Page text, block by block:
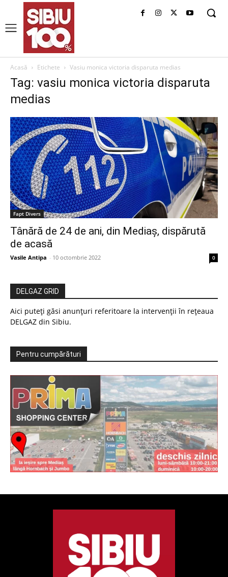
Acasă Etichete Vasiu monica victoria disparuta medias
Tag: vasiu monica victoria disparuta
medias
Fapt Divers
Tânără de 24 de ani, din Mediaș, dispărută
de acasă
Vasile Antipa - 10 octombrie 2022 0
DELGAZ GRID
Aici puteți găsi anunțuri referitoare la intervenții în rețeaua
DELGAZ din Sibiu.
Pentru cumpărături